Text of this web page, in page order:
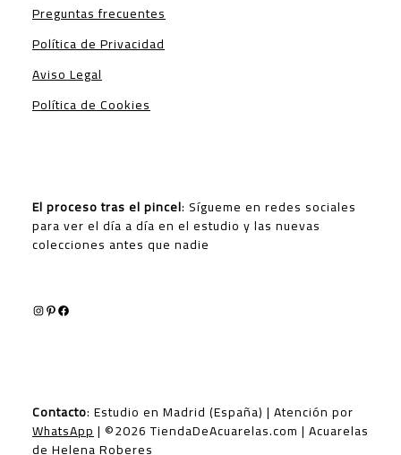
Preguntas frecuentes
Política de Privacidad
Aviso Legal
Política de Cookies
El proceso tras el pincel: Sígueme en redes sociales
para ver el día a día en el estudio y las nuevas
colecciones antes que nadie
Instagram
Pinterest
Facebook
Contacto: Estudio en Madrid (España) | Atención por
WhatsApp| ©2026 TiendaDeAcuarelas.com | Acuarelas
de Helena Roberes